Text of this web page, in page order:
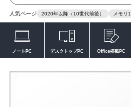
人気ページ 2020年以降（10世代前後） メモリ
ノートPC デスクトップPC Office搭載PC